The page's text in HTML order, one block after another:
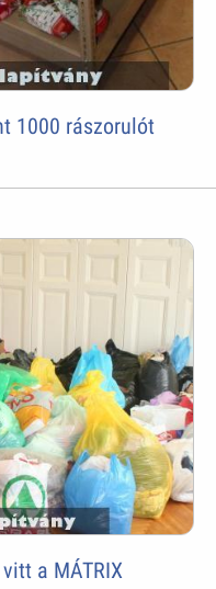
1000 rászorulót
a MÁTRIX